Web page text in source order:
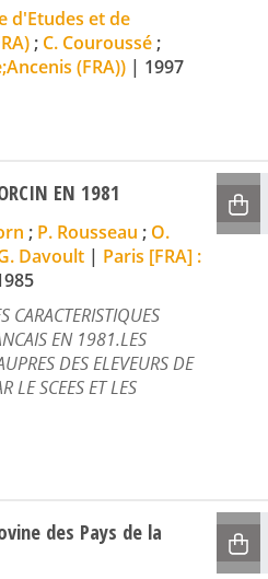
d'Etudes et de
; C. Couroussé;
(FRA)) | 1997
EN 1981
; P. Rousseau ; O.
Davoult | Paris [FRA] :
CARACTERISTIQUES
EN 1981.LES
DES ELEVEURS DE
LE SCEES ET LES
des Pays de la